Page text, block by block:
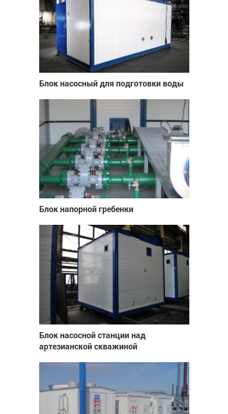
Блок насосный для подготовки воды
Блок напорной гребенки
Блок насосной станции над
артезианской скважиной